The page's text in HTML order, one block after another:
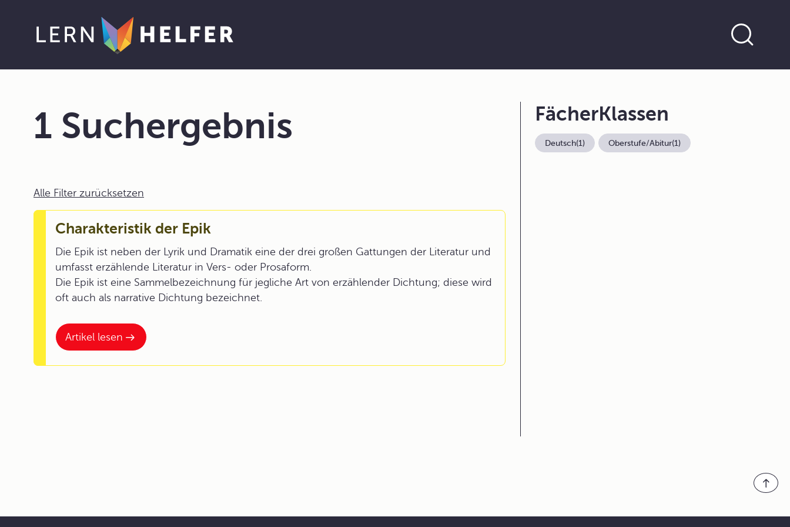
1 Suchergebnis
Alle Filter zurücksetzen
Artikel lesen
Charakteristik der Epik
Die Epik ist neben der Lyrik und Dramatik eine der drei großen Gattungen der Literatur und
umfasst erzählende Literatur in Vers- oder Prosaform.
Die Epik ist eine Sammelbezeichnung für jegliche Art von erzählender Dichtung; diese wird
oft auch als narrative Dichtung bezeichnet.
Fächer
Deutsch(1)
Klassen
Oberstufe/Abitur(1)